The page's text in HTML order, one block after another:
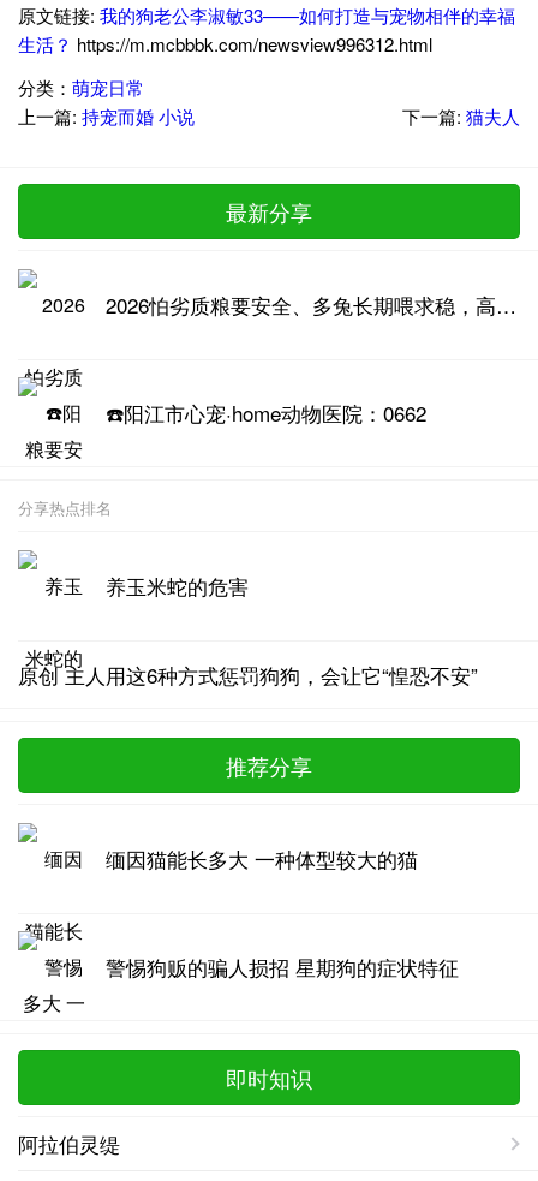
原文链接: 我的狗老公李淑敏33——如何打造与宠物相伴的幸福
生活？ https://m.mcbbbk.com/newsview996312.html
分类： 萌宠日常
上一篇: 持宠而婚 小说 下一篇: 猫夫人
最新分享
2026怕劣质粮要安全、多兔长期喂求稳，高品质兔粮推荐
☎️阳江市心宠·home动物医院：0662
分享热点排名
养玉米蛇的危害
原创 主人用这6种方式惩罚狗狗，会让它“惶恐不安”
推荐分享
缅因猫能长多大 一种体型较大的猫
警惕狗贩的骗人损招 星期狗的症状特征
即时知识
阿拉伯灵缇